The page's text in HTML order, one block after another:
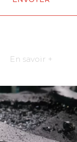
En savoir +